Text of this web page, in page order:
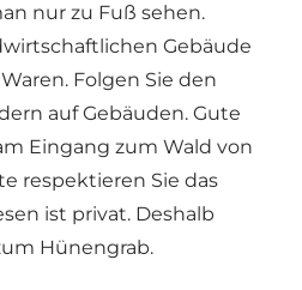
nur zu Fuß sehen.
Gebäude
Folgen Sie den
auf Gebäuden. Gute
Eingang zum Wald von
respektieren Sie das
ist privat. Deshalb
Hünengrab.